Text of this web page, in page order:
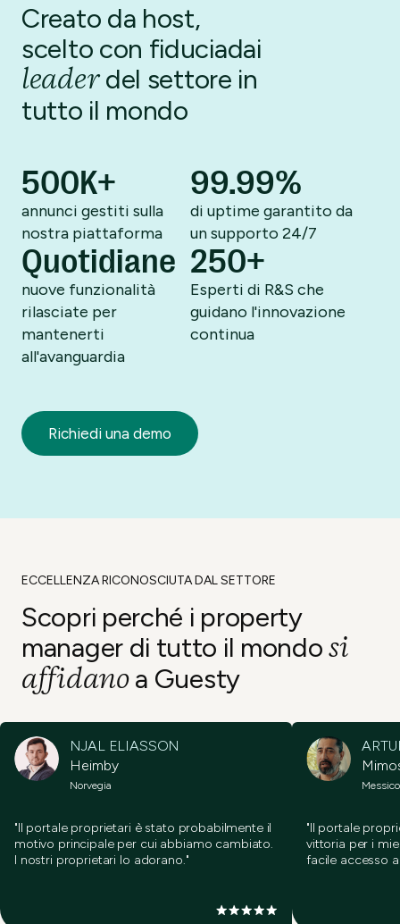
Creato da host,
scelto con fiduciadai
leaderdel settore in
tutto il mondo
500K+
annunci gestiti sulla
nostra piattaforma
99.99%
di uptime garantito da
un supporto 24/7
Quotidiane
nuove funzionalità
rilasciate per
mantenerti
all'avanguardia
250+
Esperti di R&S che
guidano l'innovazione
continua
Richiedi una demo
ECCELLENZA RICONOSCIUTA DAL SETTORE
Scopri perché i property
manager di tutto il mondosi
affidanoa Guesty
NJAL ELIASSON
Heimby
Norvegia
"Il portale proprietari è stato probabilmente il
motivo principale per cui abbiamo cambiato.
I nostri proprietari lo adorano."
Messico
"Il portale
vittoria per i
facile accesso